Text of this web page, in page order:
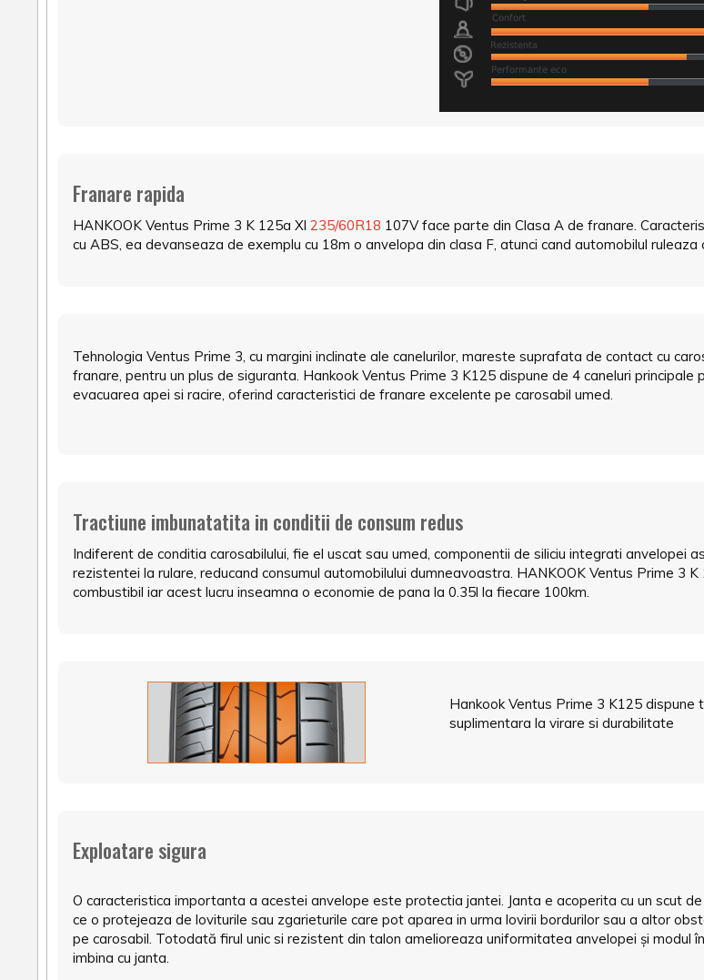
Franare rapida
HANKOOK Ventus Prime 3 K 125a Xl 235/60R18 107V face parte din Clasa A de franare.
cu ABS, ea devanseaza de exemplu cu 18m o anvelopa din clasa F, atunci cand automobilul ruleaza
Tehnologia Ventus Prime 3, cu margini inclinate ale canelurilor, mareste suprafata de contact cu
franare, pentru un plus de siguranta. Hankook Ventus Prime 3 K125 dispune de 4 caneluri principale
evacuarea apei si racire, oferind caracteristici de franare excelente pe carosabil umed.
Tractiune imbunatatita in conditii de consum redus
Indiferent de conditia carosabilului, fie el uscat sau umed, componentii de siliciu integrati anvelopei
rezistentei la rulare, reducand consumul automobilului dumneavoastra. HANKOOK Ventus Prime 3 K
combustibil iar acest lucru inseamna o economie de pana la 0.35l la fiecare 100km.
Hankook Ventus Prime 3 K125
suplimentara la virare si durabilitate
Exploatare sigura
O caracteristica importanta a acestei anvelope este protectia jantei. Janta e acoperita cu un scut de
ce o protejeaza de loviturile sau zgarieturile care pot aparea in urma lovirii bordurilor sau a altor
pe carosabil. Totodată firul unic si rezistent din talon amelioreaza uniformitatea anvelopei și modul
imbina cu janta.